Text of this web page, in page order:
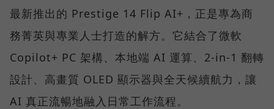
最新推出的 Prestige 14 Flip AI+，正是專為商
務菁英與專業人士打造的解方。它結合了微軟
Copilot+ PC 架構、本地端 AI 運算、2-in-1 翻轉
設計、高畫質 OLED 顯示器與全天候續航力，讓
AI 真正流暢地融入日常工作流程。